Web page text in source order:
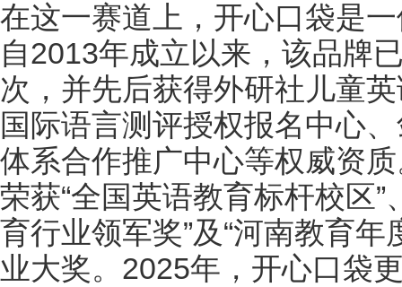
在这一赛道上，开心口袋是
自2013年成立以来，该品牌
次，并先后获得外研社儿童
国际语言测评授权报名中心
体系合作推广中心等权威资
荣获“全国英语教育标杆校区”
育行业领军奖”及“河南教育年
业大奖。2025年，开心口袋